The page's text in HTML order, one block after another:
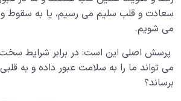
خیال و نیت چگونه می توانند به ما در
کرده یا از اهداف دورمان کنند؟
کنترل ‌‌نفس ‌‌یعنی ‌‌چه ‌‌و ‌‌چگونه ‌‌می‌تواند ‌‌به ‌‌ما
‌‌کردن ‌‌افکار ‌‌منفی ‌‌کمک ‌‌کند؟
بررسی تفاوت خیر و شر و مطلق یا نسبی بودن
سعادت و قلب سلیم می رسیم، یا به سقوط و
می شویم.
پرسش اصلی این است: در برابر شرایط
می تواند ما را به سلامت عبور داده و به
برساند؟